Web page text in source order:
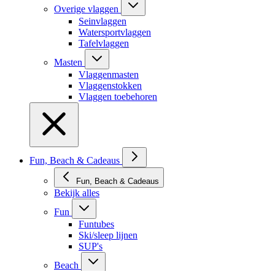
Overige vlaggen
Seinvlaggen
Watersportvlaggen
Tafelvlaggen
Masten
Vlaggenmasten
Vlaggenstokken
Vlaggen toebehoren
Fun, Beach & Cadeaus
Fun, Beach & Cadeaus
Bekijk alles
Fun
Funtubes
Ski/sleep lijnen
SUP's
Beach